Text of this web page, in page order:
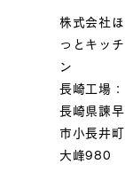
株式会社ほ
っとキッチ
ン
長崎工場：
長崎県諫早
市小長井町
大峰980